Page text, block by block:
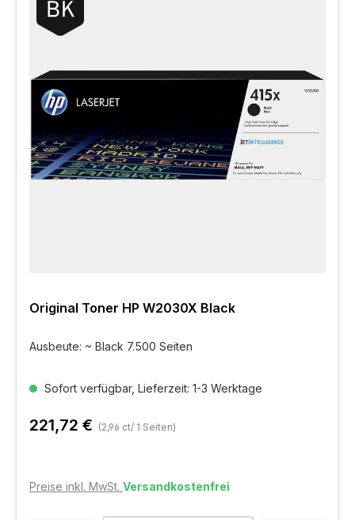
Original Toner HP W2030X Black
Ausbeute: ~ Black 7.500 Seiten
Sofort verfügbar, Lieferzeit: 1-3 Werktage
221,72 € (2,96 ct/ 1 Seiten)
Preise inkl. MwSt. Versandkostenfrei